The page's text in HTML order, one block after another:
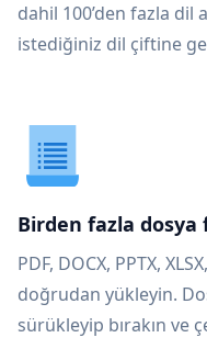
dahil 100’den fazla dil
istediğiniz dil çiftine
Birden fazla dosya
PDF, DOCX, PPTX,
doğrudan yükleyin.
sürükleyip bırakın ve